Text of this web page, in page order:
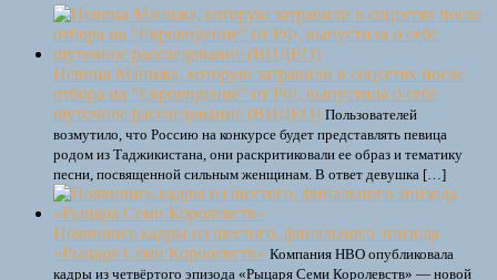
Певица Манижа, которую затравили в соцсетях после
отбора на “Евровидение” от РФ, выпустила о себе
шуточное расследование (ВИДЕО) Пользователей
возмутило, что Россию на конкурсе будет представлять певица
родом из Таджикистана, они раскритиковали ее образ и тематику
песни, посвященной сильным женщинам. В ответ девушка […]
Появились кадры из шестого, финального эпизода
«Рыцаря Семи Королевств» Компания HBO опубликовала
кадры из четвёртого эпизода «Рыцаря Семи Королевств» — новой